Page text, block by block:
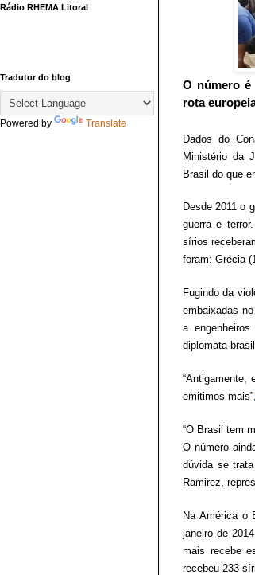
O número
rota
Dados do
Ministério da
Brasil do que
Desde 2011 o
guerra e
sírios
foram: Grécia
Fugindo da
embaixadas
a
diplomata
“Antigamente,
emitimos mais”,
“O Brasil tem
O número
dúvida se
Ramirez,
Na América o
janeiro de
mais recebe
recebeu 233
Rádio RHEMA Litoral
Tradutor do blog
Powered by Translate